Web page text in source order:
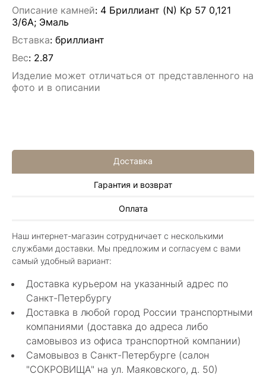
Описание камней: 4 Бриллиант (N) Кр 57 0,121
3/6А; Эмаль
Вставка: бриллиант
Вес: 2.87
Изделие может отличаться от представленного на
фото и в описании
Доставка
Гарантия и возврат
Оплата
Наш интернет-магазин сотрудничает с несколькими
службами доставки. Мы предложим и согласуем с вами
самый удобный вариант:
Доставка курьером на указанный адрес по
Санкт-Петербургу
Доставка в любой город России транспортными
компаниями (доставка до адреса либо
самовывоз из офиса транспортной компании)
Самовывоз в Санкт-Петербурге (салон
"СОКРОВИЩА" на ул. Маяковского, д. 50)
8 мая 2025
Нелли Г.
Каждый раз бывая на Большой Конюшенной
12 в Санкт-Петербурге посещаю этот
уникальный салон-магазин.Индивидуальный
гид по стилю и персональные " ювелирные
феи-специалисты" помогут определиться с
выбором ! Украшения из этого бутика
неповторимы , всегда становятся самыми
любимыми и носимыми! Спасибо Вам за
красоту !! Рекомендую к посещению
непременно!!!!
Показать полностью
arcobaleno04
27 декабря 2024
Интересные авторские ювелирные изделия.
Вполне можно найти и недорогие